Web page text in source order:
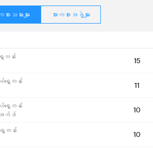
စားသမားများ အားကစားအဖွဲ့များ
တန်း
15
ရှေ့တန်း
11
ရှေ့တန်း
က်ဖ်
10
တန်း
10